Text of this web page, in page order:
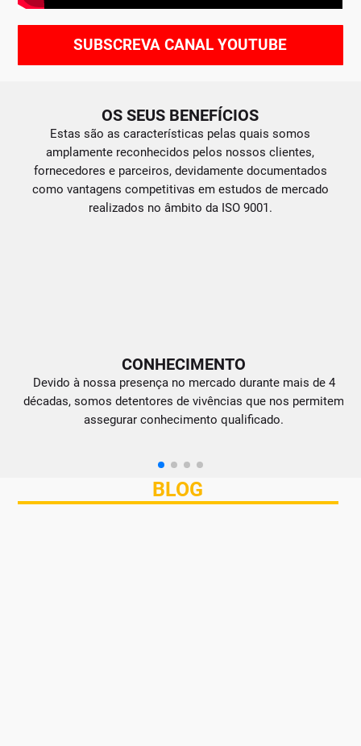
SUBSCREVA CANAL YOUTUBE
OS SEUS BENEFÍCIOS
Estas são as características pelas quais somos
amplamente reconhecidos pelos nossos clientes,
fornecedores e parceiros, devidamente documentados
como vantagens competitivas em estudos de mercado
realizados no âmbito da ISO 9001.
CONHECIMENTO
Devido à nossa presença no mercado durante mais de 4
décadas, somos detentores de vivências que nos permitem
assegurar conhecimento qualificado.
BLOG